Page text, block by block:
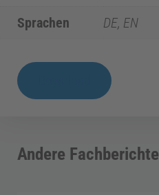
n
d
o
d
Sprachen
DE, EN
FB
für
Andere Fachberichte